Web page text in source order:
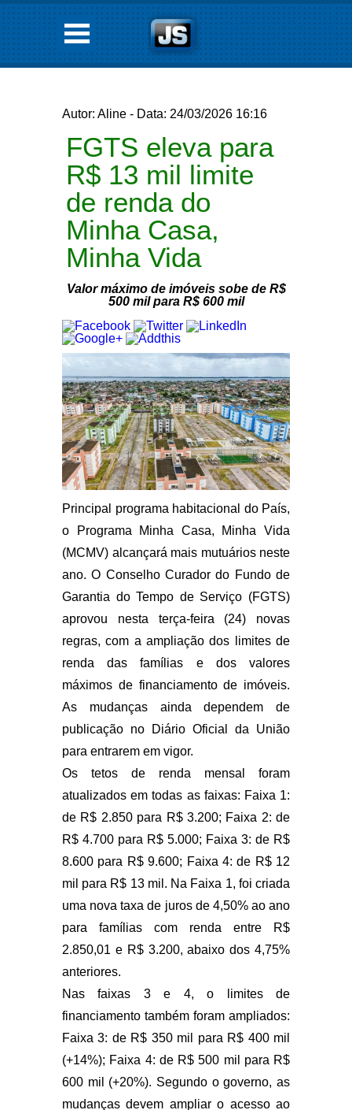
Autor: Aline - Data: 24/03/2026 16:16
FGTS eleva para
R$ 13 mil limite
de renda do
Minha Casa,
Minha Vida
Valor máximo de imóveis sobe de R$
500 mil para R$ 600 mil
Principal programa habitacional do País,
o Programa Minha Casa, Minha Vida
(MCMV) alcançará mais mutuários neste
ano. O Conselho Curador do Fundo de
Garantia do Tempo de Serviço (FGTS)
aprovou nesta terça-feira (24) novas
regras, com a ampliação dos limites de
renda das famílias e dos valores
máximos de financiamento de imóveis.
As mudanças ainda dependem de
publicação no Diário Oficial da União
para entrarem em vigor.
Os tetos de renda mensal foram
atualizados em todas as faixas: Faixa 1:
de R$ 2.850 para R$ 3.200; Faixa 2: de
R$ 4.700 para R$ 5.000; Faixa 3: de R$
8.600 para R$ 9.600; Faixa 4: de R$ 12
mil para R$ 13 mil. Na Faixa 1, foi criada
uma nova taxa de juros de 4,50% ao ano
para famílias com renda entre R$
2.850,01 e R$ 3.200, abaixo dos 4,75%
anteriores.
Nas faixas 3 e 4, o limites de
financiamento também foram ampliados:
Faixa 3: de R$ 350 mil para R$ 400 mil
(+14%); Faixa 4: de R$ 500 mil para R$
600 mil (+20%). Segundo o governo, as
mudanças devem ampliar o acesso ao